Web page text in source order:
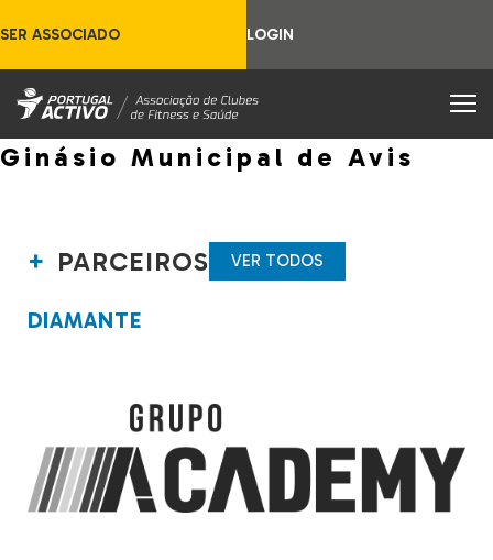
SER ASSOCIADO LOGIN
Ginásio Municipal de Avis
PARCEIROS VER TODOS
DIAMANTE